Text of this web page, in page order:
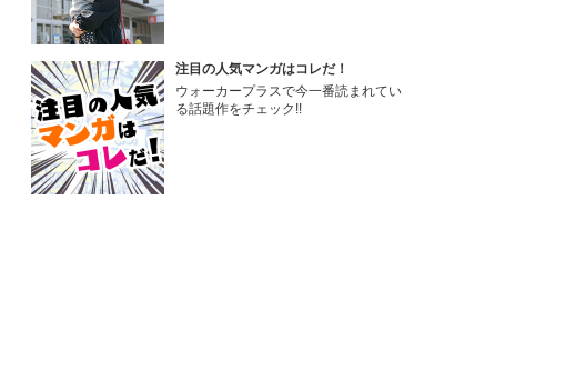
注目の人気マンガはコレだ！
ウォーカープラスで今一番読まれてい
る話題作をチェック!!